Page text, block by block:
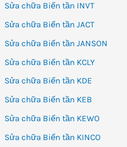
Sửa chữa Biến tần INVT
Sửa chữa Biến tần JACT
Sửa chữa Biến tần JANSON
Sửa chữa Biến tần KCLY
Sửa chữa Biến tần KDE
Sửa chữa Biến tần KEB
Sửa chữa Biến tần KEWO
Sửa chữa Biến tần KINCO